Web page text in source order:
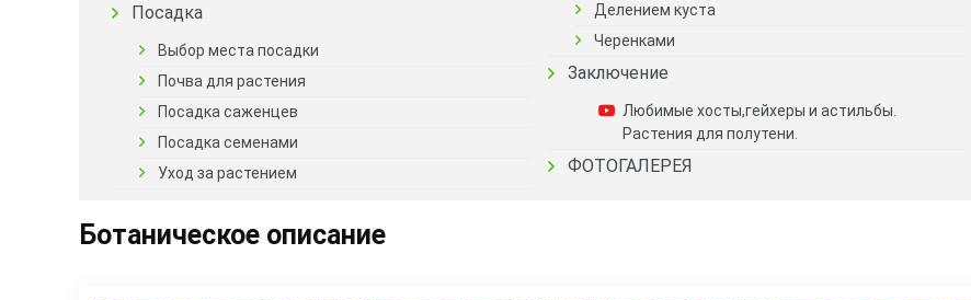
Посадка
Выбор места посадки
Почва для растения
Посадка саженцев
Посадка семенами
Уход за растением
Делением куста
Черенками
Заключение
Любимые хосты,гейхеры и астильбы.
Растения для полутени.
ФОТОГАЛЕРЕЯ
Ботаническое описание